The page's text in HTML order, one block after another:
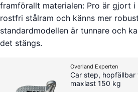
framförallt materialen: Pro är gjort
rostfri stålram och känns mer
standardmodellen är tunnare och
det stängs.
Overland Experten
Car step,
maxlast 150 kg